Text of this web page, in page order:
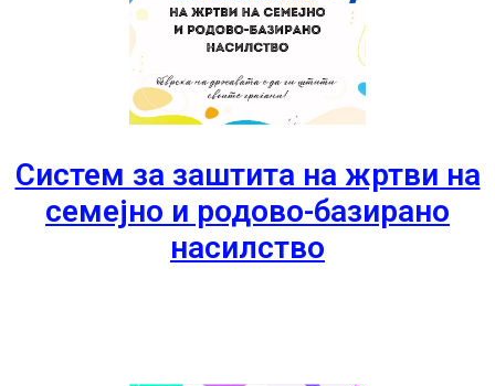
Систем за заштита на жртви на
семејно и родово-базирано
насилство